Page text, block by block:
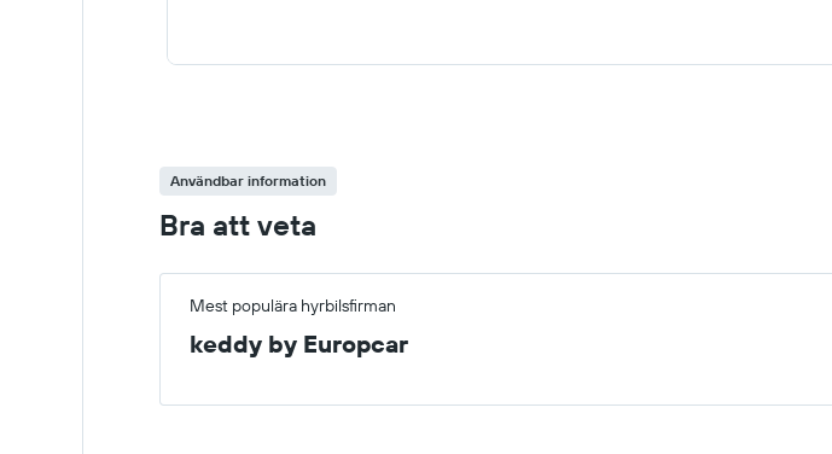
Användbar information
Bra att veta
Mest populära hyrbilsfirman
keddy by Europcar